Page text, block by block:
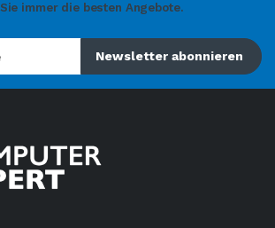
Sie immer die besten Angebote.
Newsletter abonnieren